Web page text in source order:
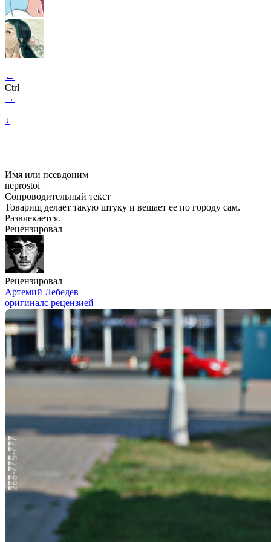
←
Ctrl
→
↓
Имя или псевдоним
neprostoi
Сопроводительный текст
Товарищ делает такую штуку и вешает ее по городу сам.
Развлекается.
Рецензировал
Рецензировал
Артемий Лебедев
оригиналс рецензией